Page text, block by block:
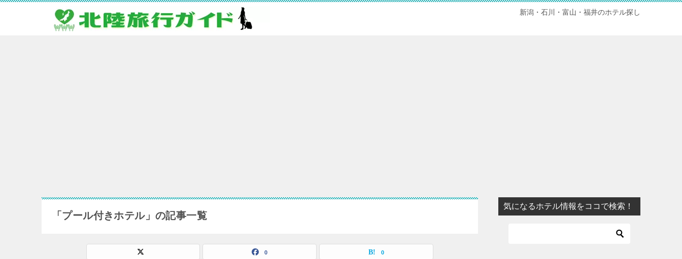
新潟・石川・富山・福井のホテル探し
「プール付きホテル」の記事一覧
0 0
気になるホテル情報をココで検索！